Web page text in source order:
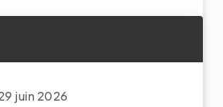
juin 2026